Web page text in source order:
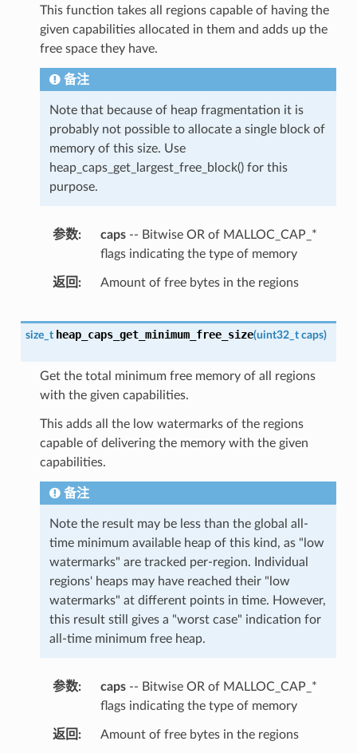
This function takes all regions capable of having the
given capabilities allocated in them and adds up the
free space they have.
备注
Note that because of heap fragmentation it is
probably not possible to allocate a single block of
memory of this size. Use
heap_caps_get_largest_free_block() for this
purpose.
参数 caps-- Bitwise OR of MALLOC_CAP_*
flags indicating the type of memory
返回 Amount of free bytes in the regions
size_t heap_caps_get_minimum_free_size(uint32_t caps)
Get the total minimum free memory of all regions
with the given capabilities.
This adds all the low watermarks of the regions
capable of delivering the memory with the given
capabilities.
备注
Note the result may be less than the global all-
time minimum available heap of this kind, as "low
watermarks" are tracked per-region. Individual
regions' heaps may have reached their "low
watermarks" at different points in time. However,
this result still gives a "worst case" indication for
all-time minimum free heap.
参数 caps-- Bitwise OR of MALLOC_CAP_*
flags indicating the type of memory
返回 Amount of free bytes in the regions